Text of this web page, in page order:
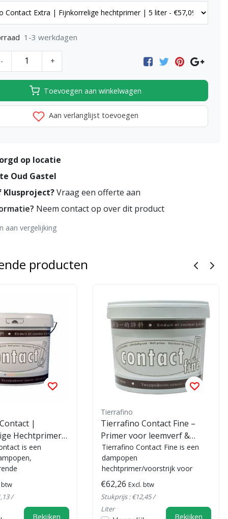
1-3 werkdagen
- +
Toevoegen aan winkelwagen
Aan verlanglijst toevoegen
op locatie
Oud Gastel
Klusproject?Vraag een offerte aan
Neem contact op over dit product
aan vergelijking
producten
|
Hechtprimer
en
is een
voor
en kalk...
btw
/
Bekijken
Tierrafino
Tierrafino Contact Fine –
Primer voor leemverf &
dunne afwerkingen
Tierrafino Contact Fine is een
dampopen
hechtprimer/voorstrijk voor
leemverf, dunne
leemafwerkingen (I-Paint, T-
Paint) e...
€62,26 Excl. btw
Stukprijs : €12,45 /
Liter
Bekijken